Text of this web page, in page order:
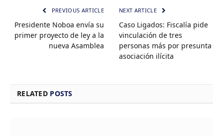
PREVIOUS ARTICLE
Presidente Noboa envía su
primer proyecto de ley a la
nueva Asamblea
NEXT ARTICLE
Caso Ligados: Fiscalía pide
vinculación de tres
personas más por presunta
asociación ilícita
RELATED POSTS